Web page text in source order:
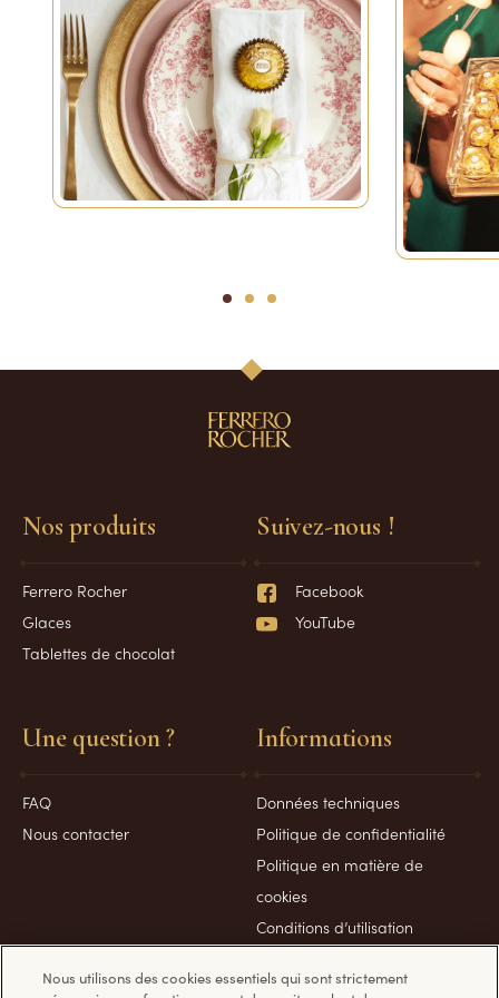
1 2 3
Nos produits
Ferrero Rocher
Glaces
Tablettes de chocolat
Une question ?
FAQ
Nous contacter
Informations
Données techniques
Politique de confidentialité
Politique en matière de
cookies
Conditions d’utilisation
Suivez-nous !
Facebook
YouTube
Nous utilisons des cookies essentiels qui sont strictement